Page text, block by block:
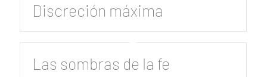
Discreción máxima
Las sombras de la fe